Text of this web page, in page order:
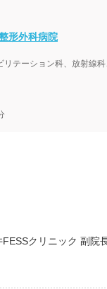
形外科病院
テーション科、放射線
クリニック 副院